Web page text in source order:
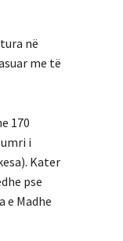
në
me të
170
i
Kater
pse
e Madhe